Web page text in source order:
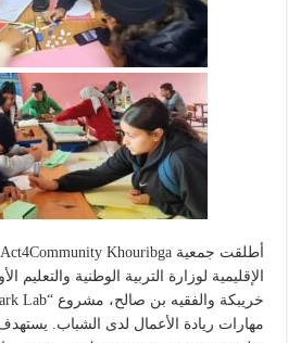
الإقليمية لوزارة التربية الوطنية والتعليم